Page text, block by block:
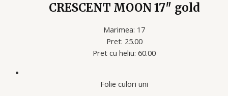
CRESCENT MOON 17″ gold
Marimea: 17
Pret: 25.00
Pret cu heliu: 60.00
Folie culori uni